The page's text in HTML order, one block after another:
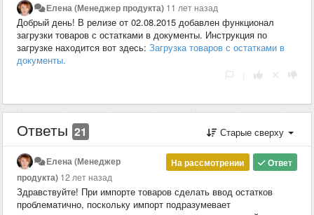
Елена (Менеджер продукта) 11 лет назад
Добрый день! В релизе от 02.08.2015 добавлен функционал
загрузки товаров с остатками в документы. Инструкция по
загрузке находится вот здесь: Загрузка товаров с остатками в
документы.
Ответы 21 Старые сверху
Ответ
На рассмотрении
Елена (Менеджер
продукта) 12 лет назад
Здравствуйте! При импорте товаров сделать ввод остатков
проблематично, поскольку импорт подразумевает